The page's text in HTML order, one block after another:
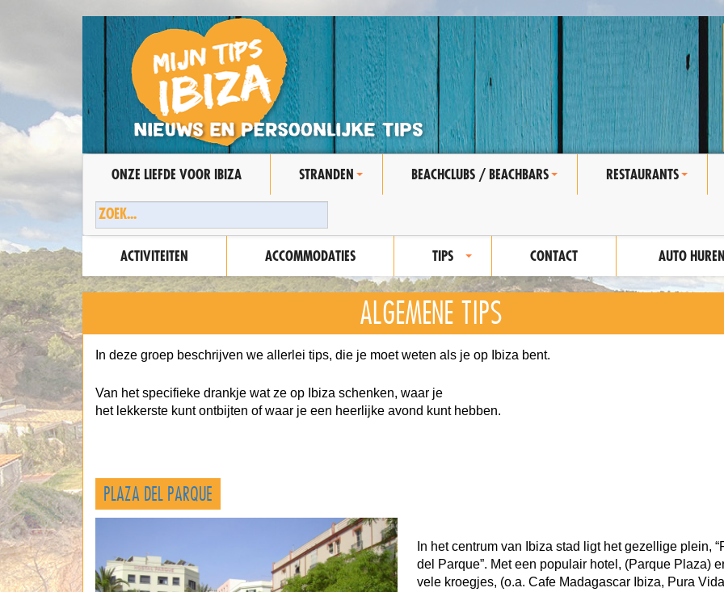
ONZE LIEFDE VOOR IBIZA STRANDEN BEACHCLUBS / BEACHBARS RESTAURANTS
ACTIVITEITEN ACCOMMODATIES TIPS CONTACT AUTO HUREN
ALGEMENE TIPS
In deze groep beschrijven we allerlei tips, die je moet weten als je op Ibiza bent.
Van het specifieke drankje wat ze op Ibiza schenken, waar je
het lekkerste kunt ontbijten of waar je een heerlijke avond kunt hebben.
PLAZA DEL PARQUE
In het centrum van Ibiza stad ligt het gezellige plein,
del Parque”. Met een populair hotel, (Parque Plaza)
vele kroegjes, (o.a. Cafe Madagascar Ibiza, Pura